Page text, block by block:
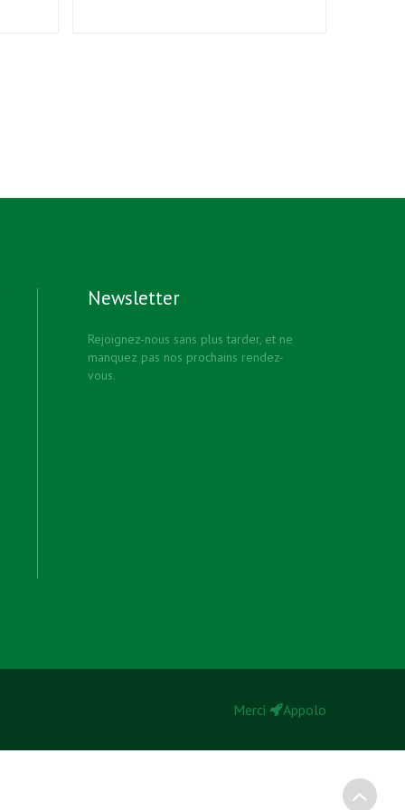
Newsletter
Rejoignez-nous sans plus tarder, et ne
manquez pas nos prochains rendez-
vous.
Merci Appolo